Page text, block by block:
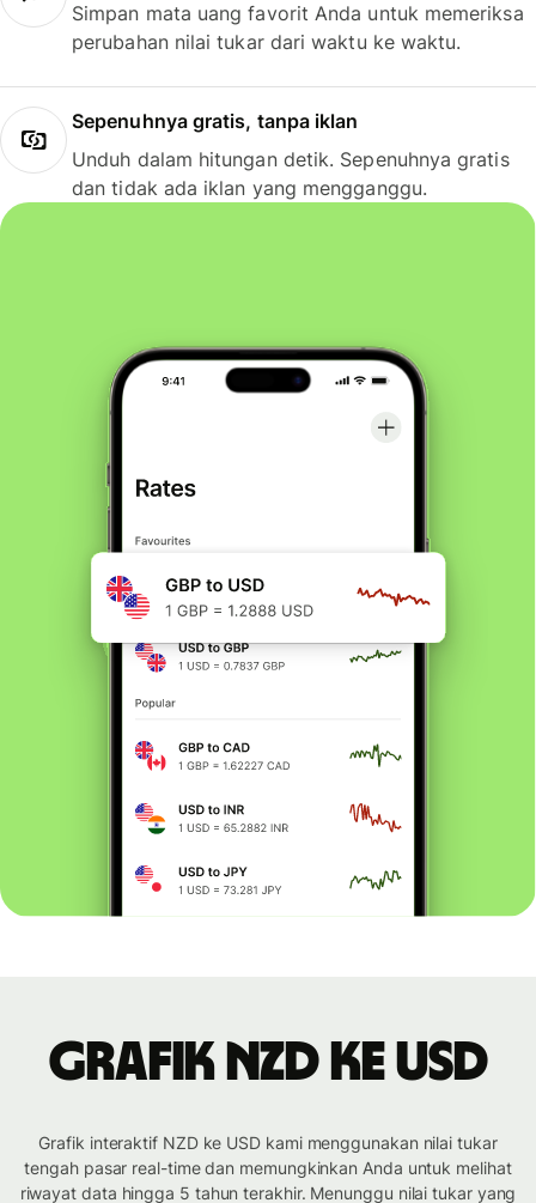
Simpan mata uang favorit Anda untuk memeriksa
perubahan nilai tukar dari waktu ke waktu.
Sepenuhnya gratis, tanpa iklan
Unduh dalam hitungan detik. Sepenuhnya gratis
dan tidak ada iklan yang mengganggu.
Grafik NZD ke USD
Grafik interaktif NZD ke USD kami menggunakan nilai tukar
tengah pasar real-time dan memungkinkan Anda untuk melihat
riwayat data hingga 5 tahun terakhir. Menunggu nilai tukar yang